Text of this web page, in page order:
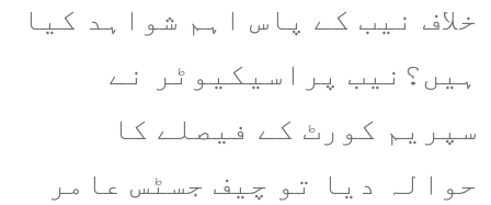
خلاف نیب کے پاس اہم شواہد کیا
ہیں؟نیب پراسیکیوٹر نے
سپریم کورٹ کے فیصلے کا
حوالہ دیا تو چیف جسٹس عامر